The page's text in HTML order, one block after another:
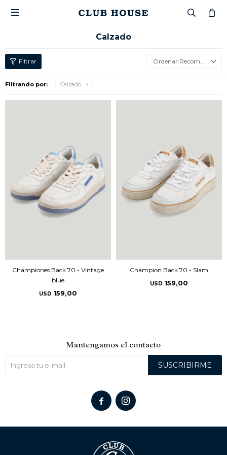

Calzado
Recomendados
Filtrando por: Calzado
Championes Back 70 - Vintage
blue
USD 159,00
Champion Back 70 - Slam
USD 159,00
Mantengamos el contacto
SUSCRIBIRME
 